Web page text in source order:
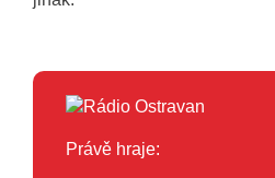
Právě hraje: